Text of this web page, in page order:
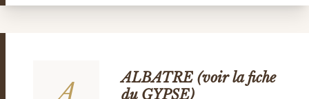
ALBATRE (voir la fiche
du GYPSE)